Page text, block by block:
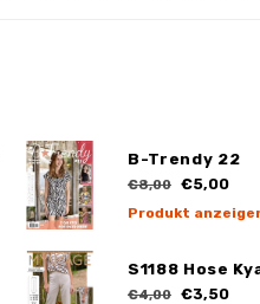
B-Trendy 22
€8,00 €5,00
Produkt
S1188 Hose
€4,00 €3,50